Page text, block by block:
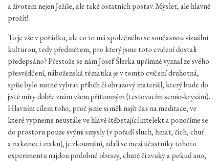
a životem nejen Ježíše, ale také ostatních postav. Myslet, ale hlavně
prožít!
To je vše v pořádku, ale co to má společného se současnou vizuální
kulturou, tedy předmětem, pro který jsme toto cvičení dostali
předepsáno? Přestože se nám Josef Šlerka upřímně vyznal ze svého
přesvědčení, náboženská tématika je v tomto cvičení druhotná,
spíše bylo nutné vybrat příběh či obrazový materiál, který bude do
jisté míry dobře znám všem přítomným (testovacím semio-krysám).
Hlavním cílem toho, proč jsme si měli najít čas na meditace, ve
které vypneme neustále ve hlavě štěbetající intelekt a ponoříme se
do prostoru pouze svými smysly (v pořadí sluch, hmat, čich, chuť
a nakonec i zraku), je zkoumání, zdali se mezi účastníky tohoto
experimentu najdou podobné obrazy, chutě či zvuky a pokud ano,